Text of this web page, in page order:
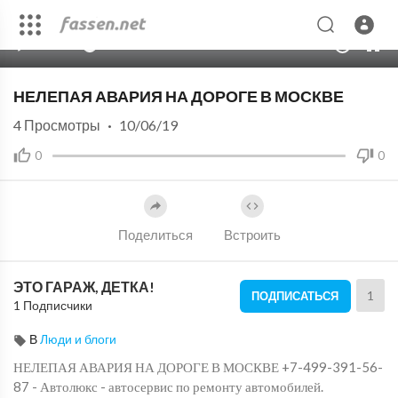
НЕЛЕПАЯ АВАРИЯ НА ДОРОГЕ В МОСКВЕ
0 0
4 Просмотры · 10/06/19
Поделиться Встроить
ЭТО ГАРАЖ, ДЕТКА!
1 Подписчики
ПОДПИСАТЬСЯ 1
ВЛюди и блоги
НЕЛЕПАЯ АВАРИЯ НА ДОРОГЕ В МОСКВЕ +7-499-391-56-
87 - Автолюкс - автосервис по ремонту автомобилей.